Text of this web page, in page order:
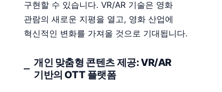
구현할 수 있습니다. VR/AR 기술은 영화
관람의 새로운 지평을 열고, 영화 산업에
혁신적인 변화를 가져올 것으로 기대됩니다.
개인 맞춤형 콘텐츠 제공: VR/AR
기반의 OTT 플랫폼